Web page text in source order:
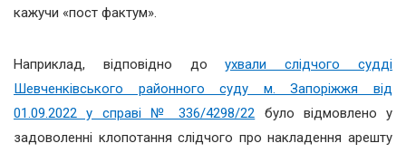
кажучи «пост фактум».
Наприклад, відповідно доухвали слідчого судді
Шевченківського районного суду м. Запоріжжя від
01.09.2022 у справі № 336/4298/22 було відмовлено у
задоволенні клопотання слідчого про накладення арешту